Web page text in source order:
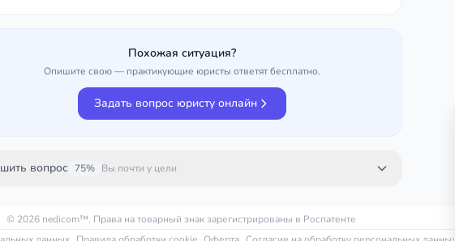
Похожая ситуация?
Опишите свою — практикующие юристы ответят бесплатно.
Задать вопрос юристу онлайн
вопрос 75% Вы почти у цели
© 2026 nedicom™. Права на товарный знак зарегистрированы в Роспатенте